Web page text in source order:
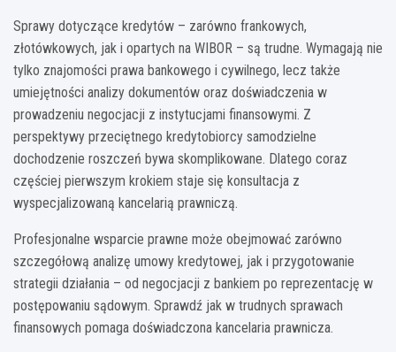
Sprawy dotyczące kredytów – zarówno frankowych,
złotówkowych, jak i opartych na WIBOR – są trudne. Wymagają nie
tylko znajomości prawa bankowego i cywilnego, lecz także
umiejętności analizy dokumentów oraz doświadczenia w
prowadzeniu negocjacji z instytucjami finansowymi. Z
perspektywy przeciętnego kredytobiorcy samodzielne
dochodzenie roszczeń bywa skomplikowane. Dlatego coraz
częściej pierwszym krokiem staje się konsultacja z
wyspecjalizowaną kancelarią prawniczą.
Profesjonalne wsparcie prawne może obejmować zarówno
szczegółową analizę umowy kredytowej, jak i przygotowanie
strategii działania – od negocjacji z bankiem po reprezentację w
postępowaniu sądowym. Sprawdź jak w trudnych sprawach
finansowych pomaga doświadczona kancelaria prawnicza.